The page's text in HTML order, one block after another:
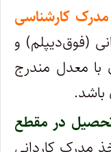
مدرک کارشناسی
(فوق‌دیپلم‌) و
با معدل مندرج
در مقطع